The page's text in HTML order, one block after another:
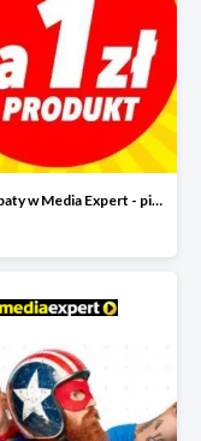
Multirabaty w Media Expert - piąty produkt za 1 zł